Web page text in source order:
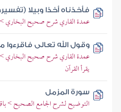
فأخذناه أخذا وبيلا
عمدة القاري شرح صحيح البخاري >
وقول الله تعالى فاقرءوا
عمدة القاري شرح صحيح البخاري
يقرأ القرآن
سورة المزمل
التوضيح لشرح الجامع الصحيح >